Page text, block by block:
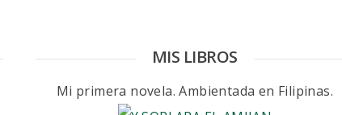
MIS LIBROS
Mi primera novela. Ambientada en Filipinas.